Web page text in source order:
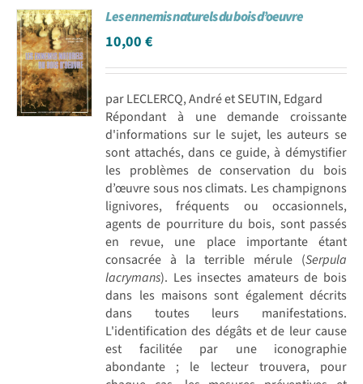
Achat en ligne
Panier WooCommerce
Les ennemis naturels du bois d’oeuvre
10,00€
par LECLERCQ, André et SEUTIN, Edgard
Répondant à une demande croissante
d'informations sur le sujet, les auteurs se
sont attachés, dans ce guide, à démystifier
les problèmes de conservation du bois
d’œuvre sous nos climats. Les champignons
lignivores, fréquents ou occasionnels,
agents de pourriture du bois, sont passés
en revue, une place importante étant
consacrée à la terrible mérule (Serpula
lacrymans). Les insectes amateurs de bois
dans les maisons sont également décrits
dans toutes leurs manifestations.
L'identification des dégâts et de leur cause
est facilitée par une iconographie
abondante ; le lecteur trouvera, pour